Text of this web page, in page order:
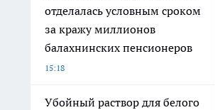
отделалась условным сроком
за кражу миллионов
балахнинских пенсионеров
15:18
Убойный раствор для белого